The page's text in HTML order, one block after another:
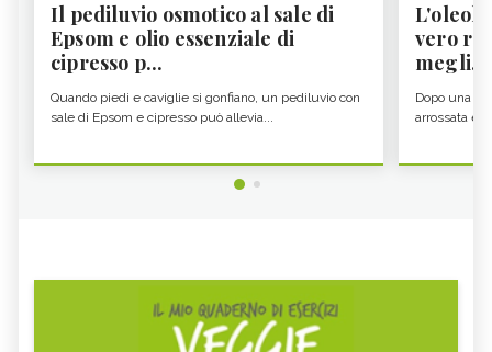
Il pediluvio osmotico al sale di
Epsom e olio essenziale di
cipresso p...
Quando piedi e caviglie si gonfiano, un pediluvio con
sale di Epsom e cipresso può allevia...
vero re
megli...
Dopo una
arrossata e